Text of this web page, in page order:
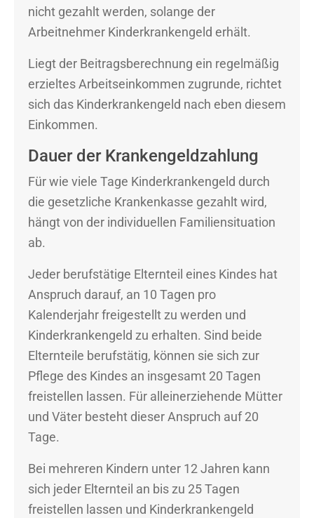
nicht gezahlt werden, solange der
Arbeitnehmer Kinderkrankengeld erhält.
Liegt der Beitragsberechnung ein regelmäßig
erzieltes Arbeitseinkommen zugrunde, richtet
sich das Kinderkrankengeld nach eben diesem
Einkommen.
Dauer der Krankengeldzahlung
Für wie viele Tage Kinderkrankengeld durch
die gesetzliche Krankenkasse gezahlt wird,
hängt von der individuellen Familiensituation
ab.
Jeder berufstätige Elternteil eines Kindes hat
Anspruch darauf, an 10 Tagen pro
Kalenderjahr freigestellt zu werden und
Kinderkrankengeld zu erhalten. Sind beide
Elternteile berufstätig, können sie sich zur
Pflege des Kindes an insgesamt 20 Tagen
freistellen lassen. Für alleinerziehende Mütter
und Väter besteht dieser Anspruch auf 20
Tage.
Bei mehreren Kindern unter 12 Jahren kann
sich jeder Elternteil an bis zu 25 Tagen
freistellen lassen und Kinderkrankengeld